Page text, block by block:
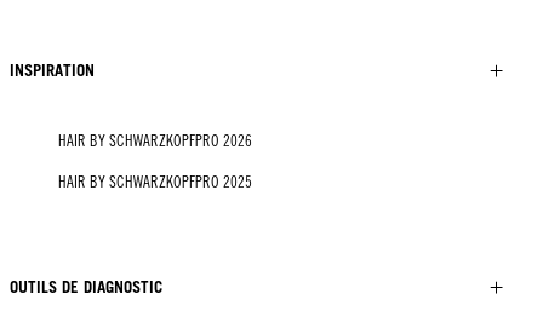
INSPIRATION
HAIR BY SCHWARZKOPFPRO 2026
HAIR BY SCHWARZKOPFPRO 2025
OUTILS DE DIAGNOSTIC